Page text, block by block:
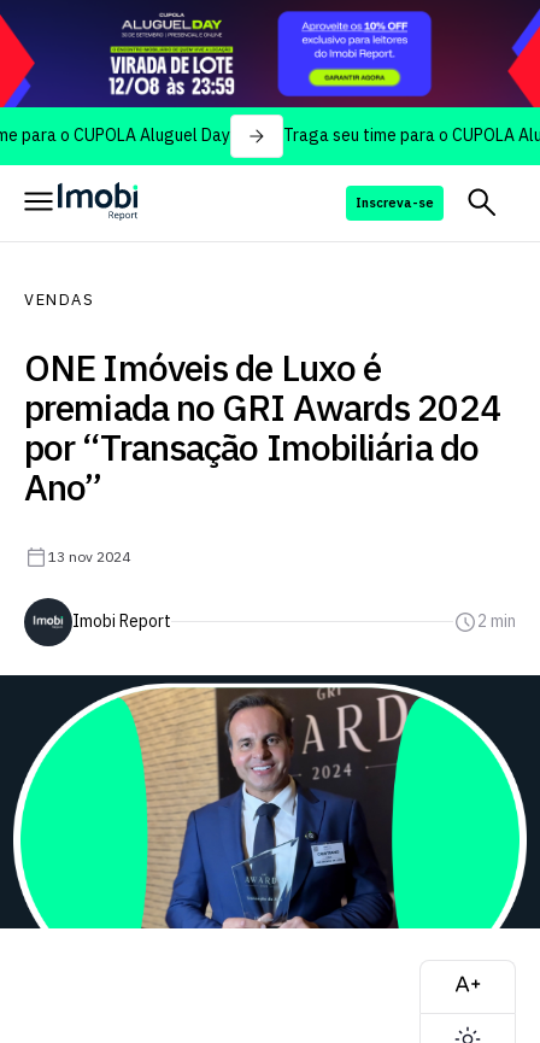
CUPOLA Aluguel Day Traga seu time para o CUPOLA Aluguel
Inscreva-se
VENDAS
ONE Imóveis de Luxo é
premiada no GRI Awards 2024
por “Transação Imobiliária do
Ano”
13 nov 2024
Imobi Report 2 min